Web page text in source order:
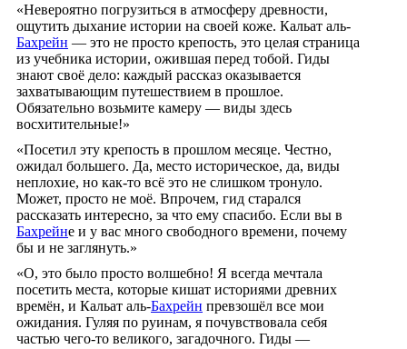
«Невероятно погрузиться в атмосферу древности,
ощутить дыхание истории на своей коже. Кальат аль-
Бахрейн — это не просто крепость, это целая страница
из учебника истории, ожившая перед тобой. Гиды
знают своё дело: каждый рассказ оказывается
захватывающим путешествием в прошлое.
Обязательно возьмите камеру — виды здесь
восхитительные!»
«Посетил эту крепость в прошлом месяце. Честно,
ожидал большего. Да, место историческое, да, виды
неплохие, но как-то всё это не слишком тронуло.
Может, просто не моё. Впрочем, гид старался
рассказать интересно, за что ему спасибо. Если вы в
Бахрейне и у вас много свободного времени, почему
бы и не заглянуть.»
«О, это было просто волшебно! Я всегда мечтала
посетить места, которые кишат историями древних
времён, и Кальат аль-Бахрейн превзошёл все мои
ожидания. Гуляя по руинам, я почувствовала себя
частью чего-то великого, загадочного. Гиды —